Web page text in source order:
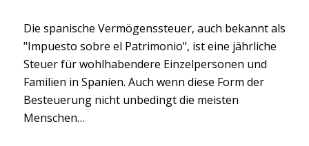
Die spanische Vermögenssteuer, auch bekannt als
"Impuesto sobre el Patrimonio", ist eine jährliche
Steuer für wohlhabendere Einzelpersonen und
Familien in Spanien. Auch wenn diese Form der
Besteuerung nicht unbedingt die meisten
Menschen…